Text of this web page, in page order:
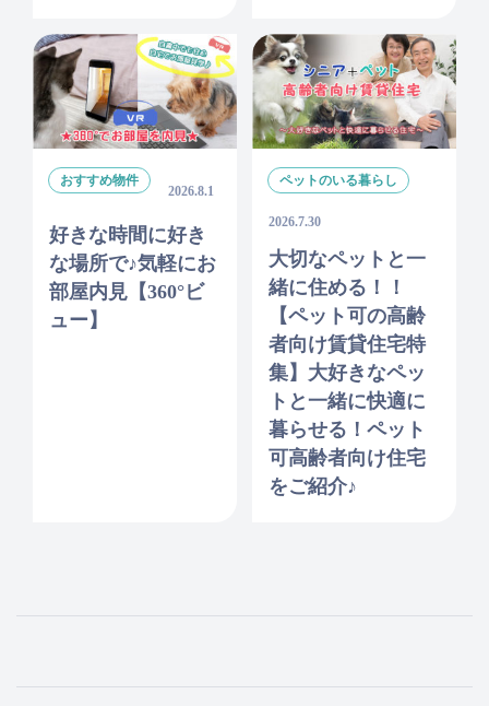
おすすめ物件
2026.8.1
好きな時間に好き
な場所で♪気軽にお
部屋内見【360°ビ
ュー】
ペットのいる暮らし
2026.7.30
大切なペットと一
緒に住める！！
【ペット可の高齢
者向け賃貸住宅特
集】大好きなペッ
トと一緒に快適に
暮らせる！ペット
可高齢者向け住宅
をご紹介♪